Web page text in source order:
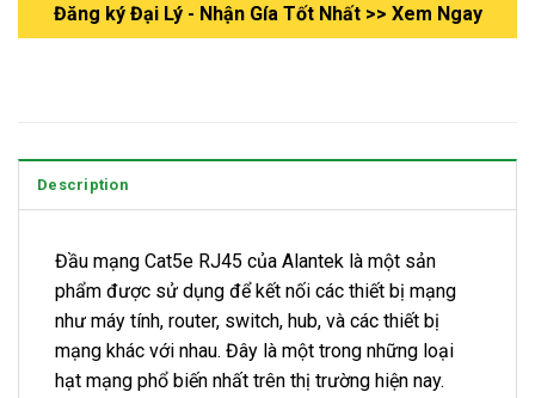
Đăng ký Đại Lý - Nhận Gía Tốt Nhất >> Xem Ngay
Description
Đầu mạng Cat5e RJ45 của Alantek là một sản
phẩm được sử dụng để kết nối các thiết bị mạng
như máy tính, router, switch, hub, và các thiết bị
mạng khác với nhau. Đây là một trong những loại
hạt mạng phổ biến nhất trên thị trường hiện nay.